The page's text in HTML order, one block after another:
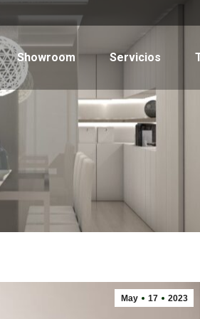
Showroom Servicios
May 17 2023